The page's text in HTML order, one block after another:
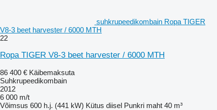
suhkrupeedikombain Ropa TIGER
V8-3 beet harvester / 6000 MTH
22
Ropa TIGER V8-3 beet harvester / 6000 MTH
86 400 € Käibemaksuta
Suhkrupeedikombain
2012
6 000 m/t
Võimsus 600 h.j. (441 kW) Kütus diisel Punkri maht 40 m³